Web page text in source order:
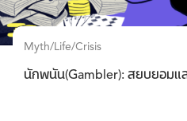
Myth/Life/Crisis
นักพนัน(Gambler): สยบยอมแล